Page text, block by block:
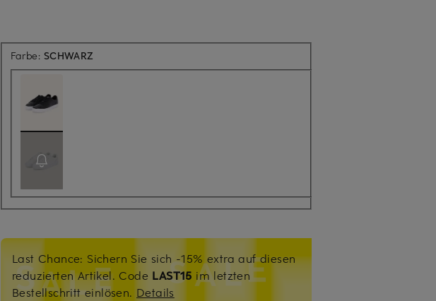
Farbe: SCHWARZ
Last Chance: Sichern Sie sich -15% extra auf diesen
reduzierten Artikel. Code LAST15 im letzten
Bestellschritt einlösen. Details